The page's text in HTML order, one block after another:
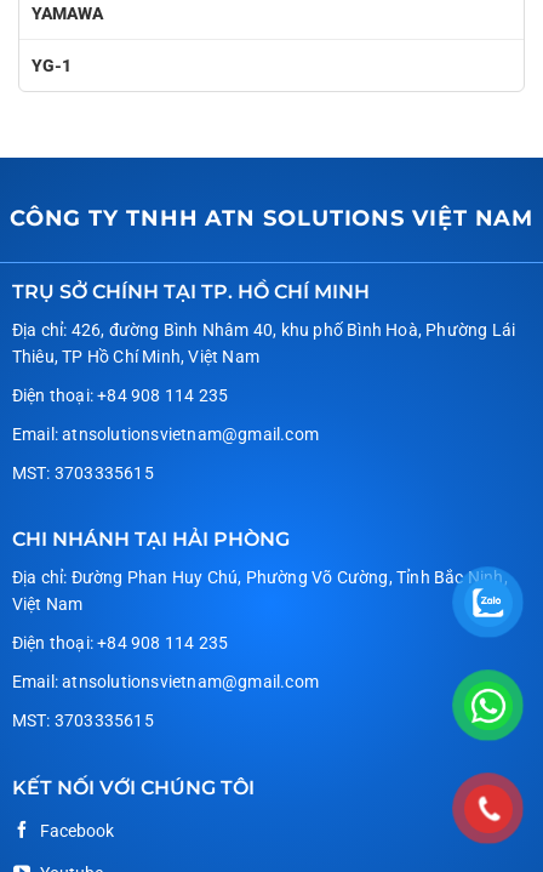
YAMAWA
YG-1
CÔNG TY TNHH ATN SOLUTIONS VIỆT NAM
TRỤ SỞ CHÍNH TẠI TP. HỒ CHÍ MINH
Địa chỉ: 426, đường Bình Nhâm 40, khu phố Bình Hoà, Phường Lái
Thiêu, TP Hồ Chí Minh, Việt Nam
Điện thoại: +84 908 114 235
Email: atnsolutionsvietnam@gmail.com
MST: 3703335615
CHI NHÁNH TẠI HẢI PHÒNG
Địa chỉ: Đường Phan Huy Chú, Phường Võ Cường, Tỉnh Bắc Ninh,
Việt Nam
Điện thoại: +84 908 114 235
Email: atnsolutionsvietnam@gmail.com
MST: 3703335615
KẾT NỐI VỚI CHÚNG TÔI
Facebook